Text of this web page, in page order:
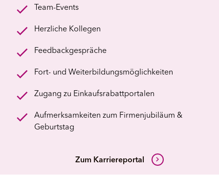
Team-Events
Herzliche Kollegen
Feedbackgespräche
Fort- und Weiterbildungsmöglichkeiten
Zugang zu Einkaufsrabattportalen
Aufmerksamkeiten zum Firmenjubiläum &
Geburtstag
Zum Karriereportal